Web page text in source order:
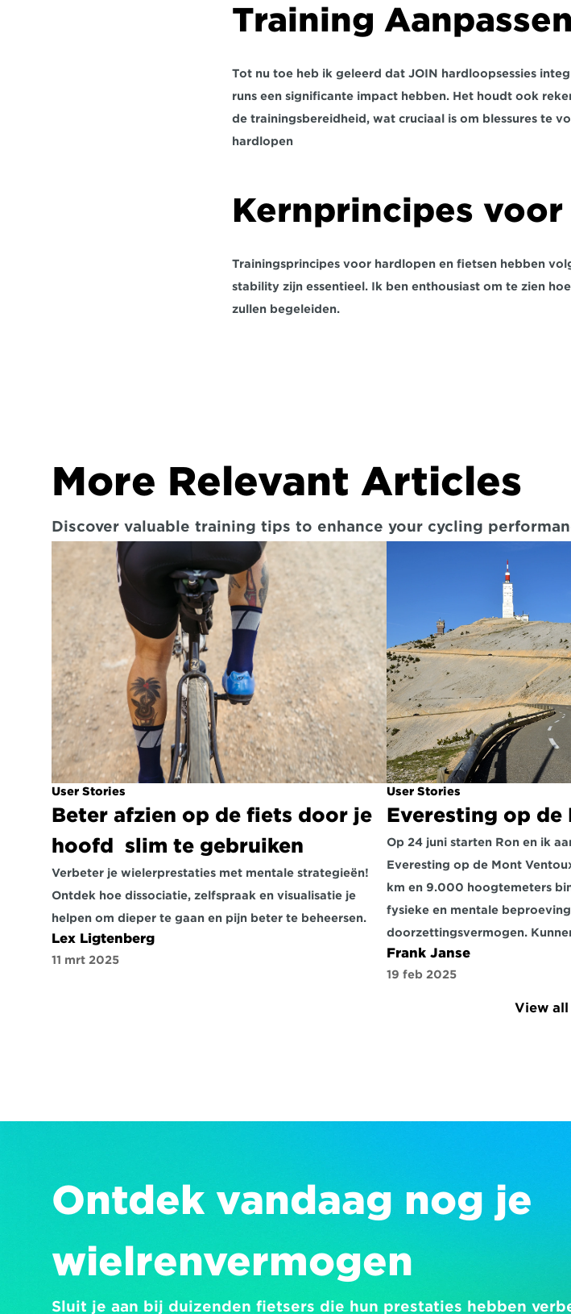
Training
Tot nu toe heb ik geleerd dat JOIN hardloopsessies
runs een significante impact hebben. Het houdt ook
de trainingsbereidheid, wat cruciaal is om blessures te
hardlopen
Kernprincipes voor
Trainingsprincipes voor hardlopen en fietsen hebben
stability zijn essentieel. Ik ben enthousiast om te zien
zullen begeleiden.
More Relevant Articles
Discover valuable training tips to enhance your cycling
User Stories
Beter afzien op de fiets door je
hoofd  slim te gebruiken
Verbeter je wielerprestaties met mentale strategieën!
Ontdek hoe dissociatie, zelfspraak en visualisatie je
helpen om dieper te gaan en pijn beter te beheersen.
Lex Ligtenberg
11 mrt 2025
User Stories
Everesting op de
Op 24 juni starten Ron en ik
Everesting op de Mont
km en 9.000 hoogtemeters
fysieke en mentale
doorzettingsvermogen.
Frank Janse
19 feb 2025
View all
Ontdek vandaag nog je
wielrenvermogen
Sluit je aan bij duizenden fietsers die hun prestaties hebben